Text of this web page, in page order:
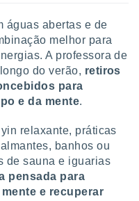
águas abertas e de
melhor para
A professora de
do verão, retiros
para
e da mente.
relaxante, práticas
banhos ou
de sauna e iguarias
pensada para
e recuperar